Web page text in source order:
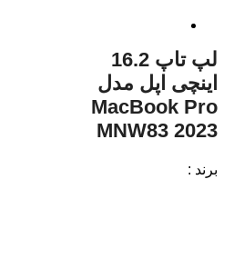
لپ تاپ 16.2
اینچی اپل مدل
MacBook Pro
MNW83 2023
برند :